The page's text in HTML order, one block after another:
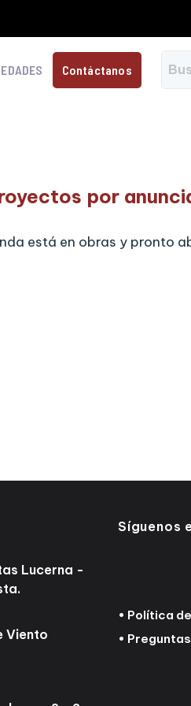
Contáctanos
por
está en obras y pronto
Lucerna -
Viento
Síguenos
• Política
•